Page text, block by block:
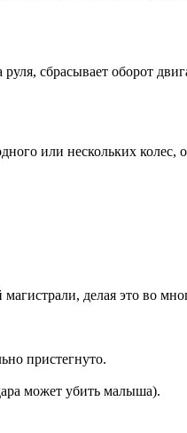
сбрасывает оборот
или нескольких колес,
делая это во
пристегнуто.
может убить малыша).